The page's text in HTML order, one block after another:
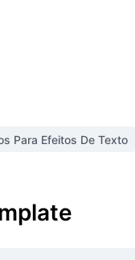
Para Efeitos De Texto